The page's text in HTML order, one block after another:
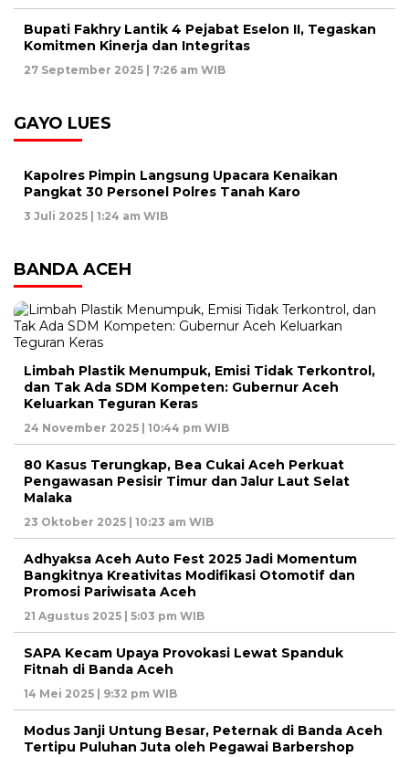
Bupati Fakhry Lantik 4 Pejabat Eselon II, Tegaskan
Komitmen Kinerja dan Integritas
27 September 2025 | 7:26 am WIB
GAYO LUES
Kapolres Pimpin Langsung Upacara Kenaikan
Pangkat 30 Personel Polres Tanah Karo
3 Juli 2025 | 1:24 am WIB
BANDA ACEH
Limbah Plastik Menumpuk, Emisi Tidak Terkontrol,
dan Tak Ada SDM Kompeten: Gubernur Aceh
Keluarkan Teguran Keras
24 November 2025 | 10:44 pm WIB
80 Kasus Terungkap, Bea Cukai Aceh Perkuat
Pengawasan Pesisir Timur dan Jalur Laut Selat
Malaka
23 Oktober 2025 | 10:23 am WIB
Adhyaksa Aceh Auto Fest 2025 Jadi Momentum
Bangkitnya Kreativitas Modifikasi Otomotif dan
Promosi Pariwisata Aceh
21 Agustus 2025 | 5:03 pm WIB
SAPA Kecam Upaya Provokasi Lewat Spanduk
Fitnah di Banda Aceh
14 Mei 2025 | 9:32 pm WIB
Modus Janji Untung Besar, Peternak di Banda Aceh
Tertipu Puluhan Juta oleh Pegawai Barbershop